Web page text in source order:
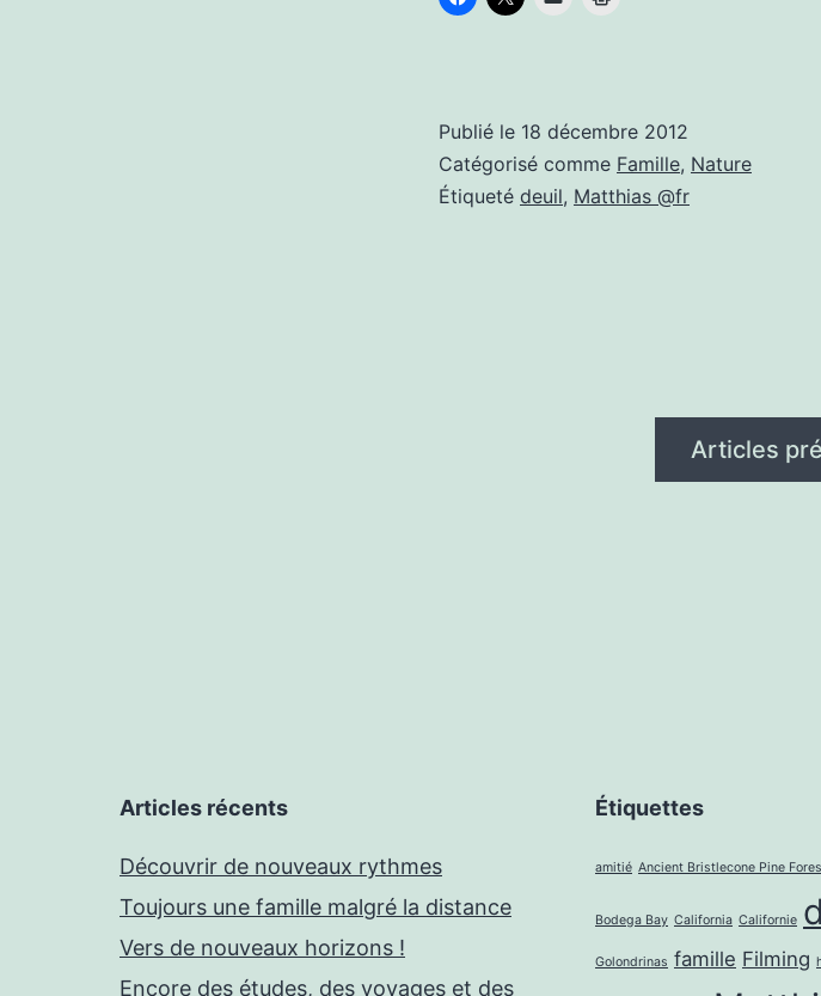
lumière
Publié le 18 décembre 2012
Catégorisé comme Famille, Nature
Étiqueté deuil, Matthias @fr
Articles
Articles récents
Découvrir de nouveaux rythmes
Toujours une famille malgré la distance
Vers de nouveaux horizons !
Encore des études, des voyages et des
Étiquettes
amitié Ancient Bristlecone Pine
Bodega Bay California Californie
Golondrinas famille Filming